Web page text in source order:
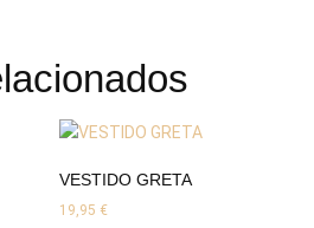
VESTIDO GRETA
19,95 €